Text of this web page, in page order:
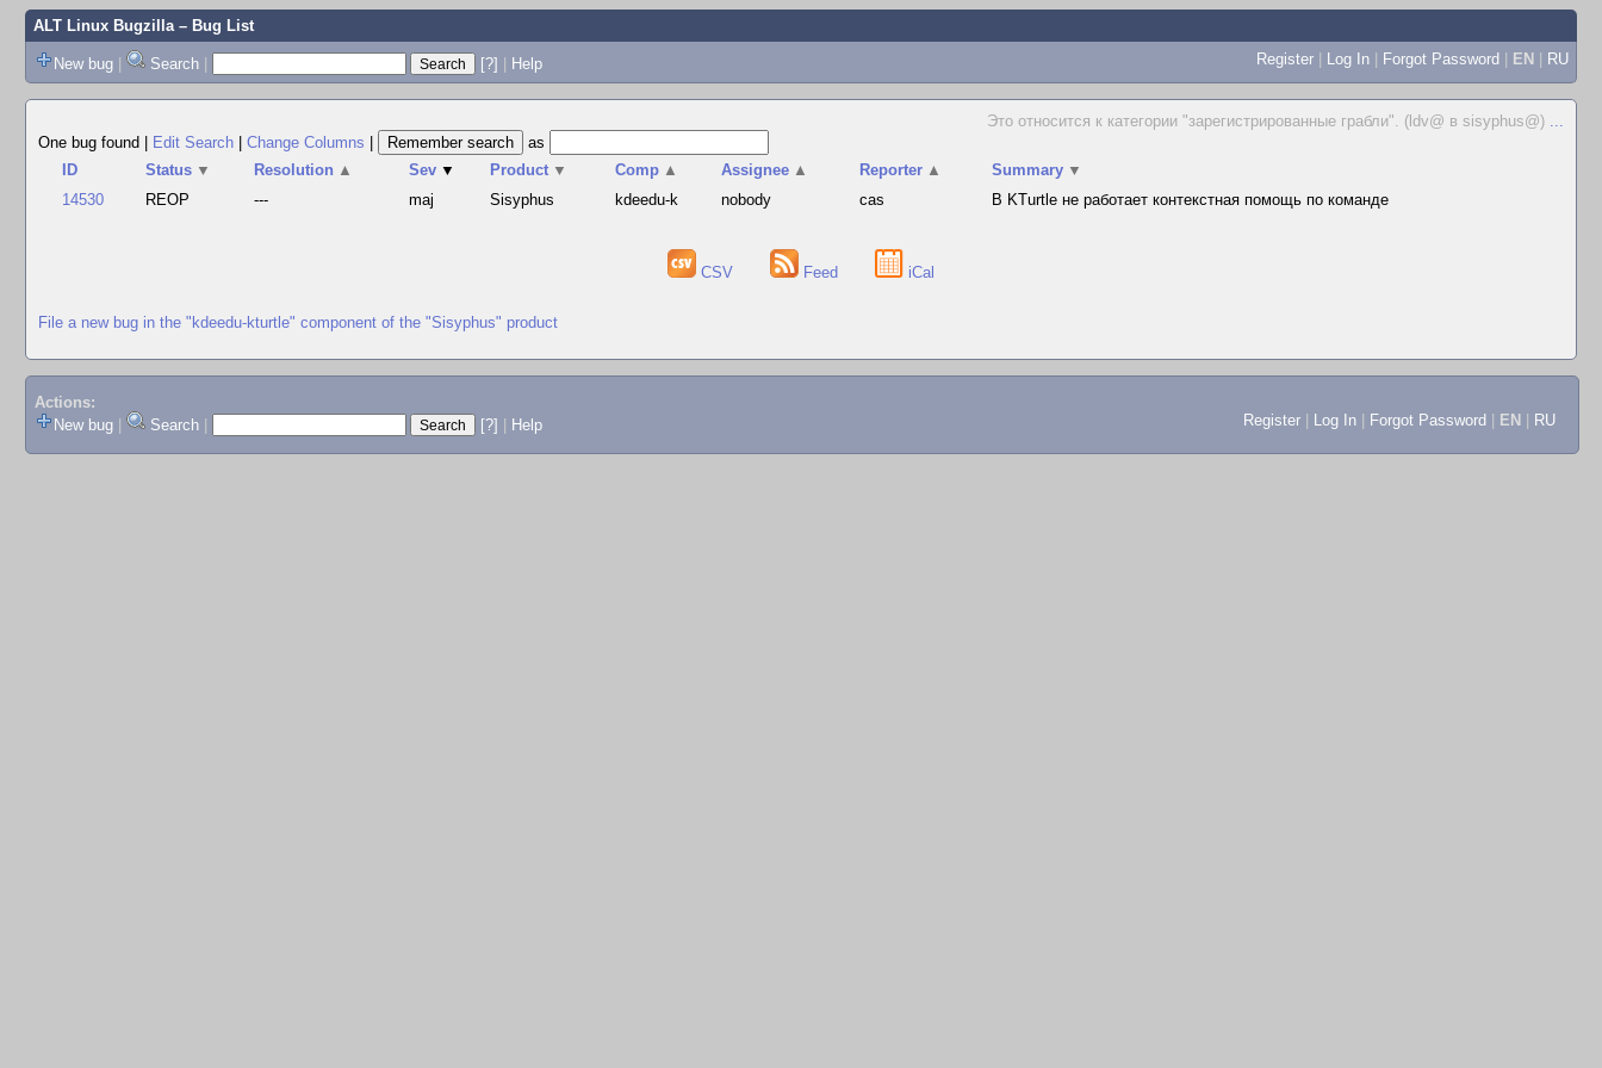
ALT Linux Bugzilla– Bug List
New bug | Search | [?] | Help Register | Log In | Forgot Password | EN | RU
Это относится к категории "зарегистрированные грабли". (ldv@ в sisyphus@) ...
One bug found
Edit Search Change Columns
as
ID
Status ▼ Resolution ▲ Sev ▼ Product ▼ Comp ▲ Assignee ▲ Reporter ▲ Summary ▼
14530
REOP --- maj Sisyphus kdeedu-k nobody cas В KTurtle не работает контекстная помощь по команде
CSV Feed iCal
File a new bug in the "kdeedu-kturtle" component of the "Sisyphus" product
Actions:
New bug
Search [?] Help Register Log In Forgot Password EN RU